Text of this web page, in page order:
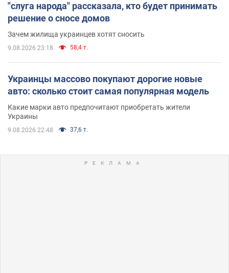
"слуга народа" рассказала, кто будет принимать
решение о сносе домов
Зачем жилища украинцев хотят сносить
9.08.2026 23:18 58,4 т.
Украинцы массово покупают дорогие новые
авто: сколько стоит самая популярная модель
Какие марки авто предпочитают приобретать жители
Украины
9.08.2026 22:48 37,6 т.